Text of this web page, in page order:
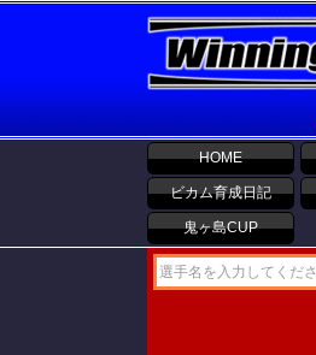
HOME
ビカム育成日記
鬼ヶ島CUP